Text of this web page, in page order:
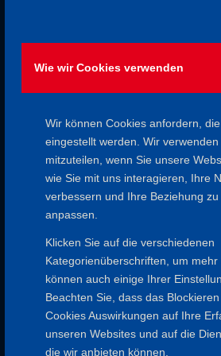
Wie wir Cookies verwenden
Wir können Cookies anfordern,
eingestellt werden. Wir
mitzuteilen, wenn Sie unsere
wie Sie mit uns interagieren, Ihre
verbessern und Ihre Beziehung
anpassen.
Klicken Sie auf die verschiedenen
Kategorienüberschriften, um
können auch einige Ihrer
Beachten Sie, dass das
Cookies Auswirkungen auf Ihre
unseren Websites und auf die
die wir anbieten können.
SCHWEINHEIMER
PASSION
ARCHIVIERT,KULTURWANDERUNG,
STUNDEN),NATUR- UND